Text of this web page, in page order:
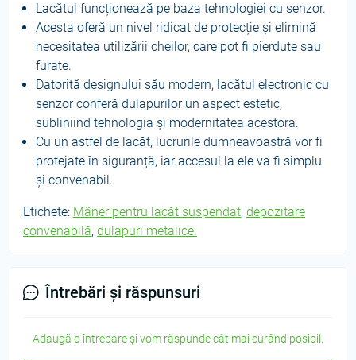
Lacătul funcționează pe baza tehnologiei cu senzor.
Acesta oferă un nivel ridicat de protecție și elimină
necesitatea utilizării cheilor, care pot fi pierdute sau
furate.
Datorită designului său modern, lacătul electronic cu
senzor conferă dulapurilor un aspect estetic,
subliniind tehnologia și modernitatea acestora.
Cu un astfel de lacăt, lucrurile dumneavoastră vor fi
protejate în siguranță, iar accesul la ele va fi simplu
și convenabil.
Etichete: Mâner pentru lacăt suspendat, depozitare
convenabilă, dulapuri metalice.
Întrebări și răspunsuri
Adaugă o întrebare și vom răspunde cât mai curând posibil.